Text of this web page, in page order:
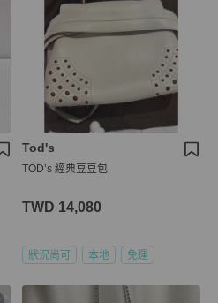
Tod's
TOD’s 經典豆豆包
TWD 14,080
狀況尚可 本地 免運